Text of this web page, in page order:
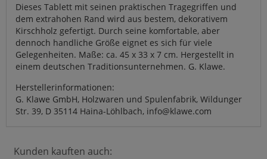
Dieses Tablett mit seinen praktischen Tragegriffen und
dem extrahohen Rand wird aus bestem, dekorativem
Kirschholz gefertigt. Durch seine komfortable, aber
dennoch handliche Größe eignet es sich für viele
Gelegenheiten. Maße: ca. 45 x 33 x 7 cm. Hergestellt in
einem deutschen Traditionsunternehmen. G. Klawe.
Herstellerinformationen:
G. Klawe GmbH, Holzwaren und Spulenfabrik, Wildunger
Str. 39, D 35114 Haina-Löhlbach, info@klawe.com
Kunden kauften auch: